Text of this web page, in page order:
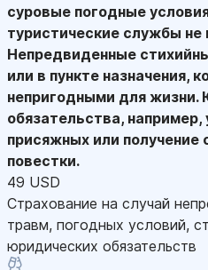
суровые погодные
туристические службы не
Непредвиденные
или в пункте назначения,
непригодными для жизни.
обязательства, например,
присяжных или получение
повестки.
49 USD
Страхование на случай
травм, погодных условий,
юридических обязательств